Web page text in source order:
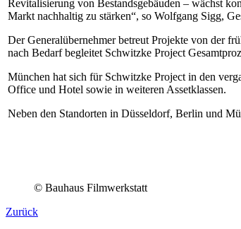
Revitalisierung von Bestandsgebäuden – wächst
Markt nachhaltig zu stärken“, so Wolfgang Sigg,
Der Generalübernehmer betreut Projekte von der
nach Bedarf begleitet Schwitzke Project
München hat sich für Schwitzke Project in den
Office und Hotel sowie in weiteren Assetklassen.
Neben den Standorten in Düsseldorf, Berlin und
© Bauhaus Filmwerkstatt
Zurück